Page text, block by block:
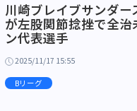
川崎ブレイブサンダ
が左股関節捻挫で全
ン代表選手
2025/11/17 15:55
Bリーグ